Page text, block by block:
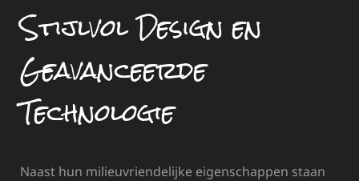
Stijlvol Design en
Geavanceerde
Technologie
Naast hun milieuvriendelijke eigenschappen staan